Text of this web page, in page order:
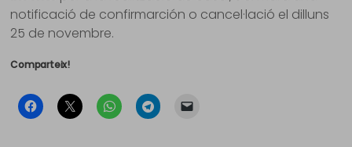
notificació de confirmarción o cancel·lació el dilluns
25 de novembre.
Comparteix!